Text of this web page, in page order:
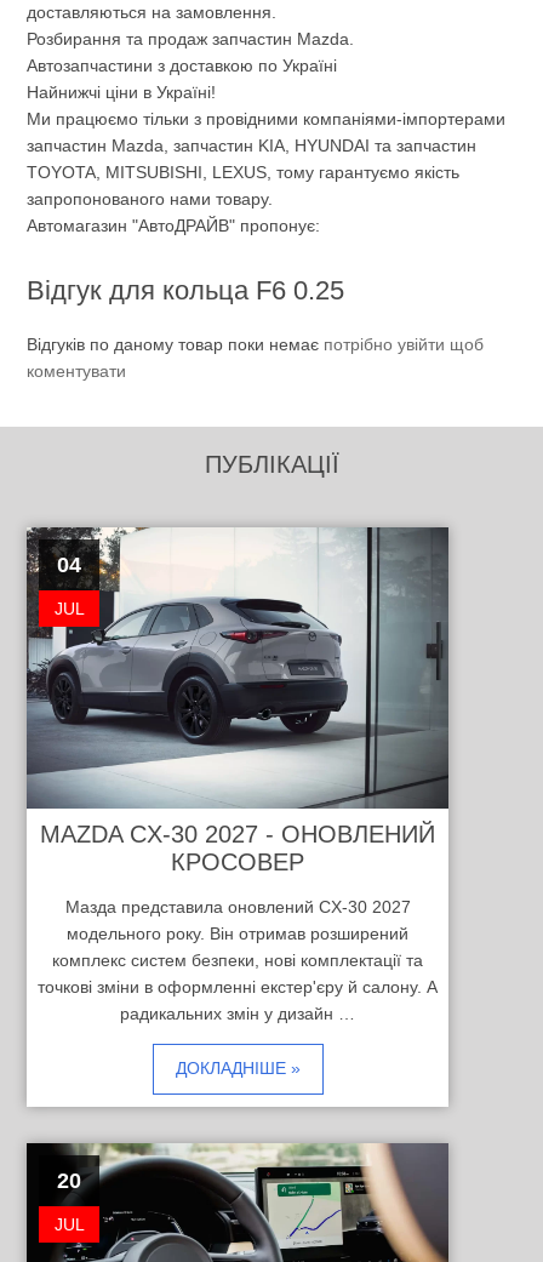
доставляються на замовлення.
Розбирання та продаж запчастин Mazda.
Автозапчастини з доставкою по Україні
Найнижчі ціни в Україні!
Ми працюємо тільки з провідними компаніями-імпортерами
запчастин Mazda, запчастин KIA, HYUNDAI та запчастин
TOYOTA, MITSUBISHI, LEXUS, тому гарантуємо якість
запропонованого нами товару.
Автомагазин "АвтоДРАЙВ" пропонує:
Відгук для кольца F6 0.25
Відгуків по даному товар поки немає потрібно увійти щоб
коментувати
ПУБЛІКАЦІЇ
04
JUL
MAZDA CX-30 2027 - ОНОВЛЕНИЙ
КРОСОВЕР
Мазда представила оновлений CX-30 2027
модельного року. Він отримав розширений
комплекс систем безпеки, нові комплектації та
точкові зміни в оформленні екстер'єру й салону. А
радикальних змін у дизайн …
ДОКЛАДНІШЕ »
20
JUL